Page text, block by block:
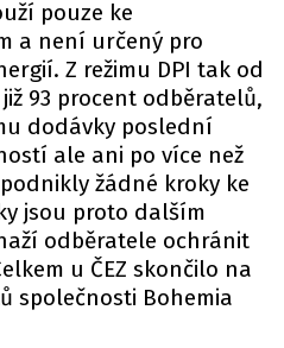
pouze ke
a není určený pro
Z režimu DPI tak od
93 procent odběratelů,
dodávky poslední
ale ani po více než
žádné kroky ke
jsou proto dalším
odběratele ochránit
u ČEZ skončilo na
společnosti Bohemia